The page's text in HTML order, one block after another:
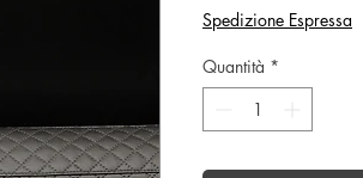
Spedizione Espressa
Quantità *